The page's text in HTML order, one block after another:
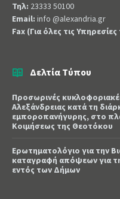
Τηλ: 23333 50100
Email: info @alexandria.gr
Fax (Για όλες τις
Δελτία Τύπου
Προσωρινές
Αλεξάνδρειας κατά τη
εμποροπανήγυρης, στο
Κοιμήσεως της Θεοτόκου
Ερωτηματολόγιο για την
καταγραφή απόψεων για
εντός των Δήμων